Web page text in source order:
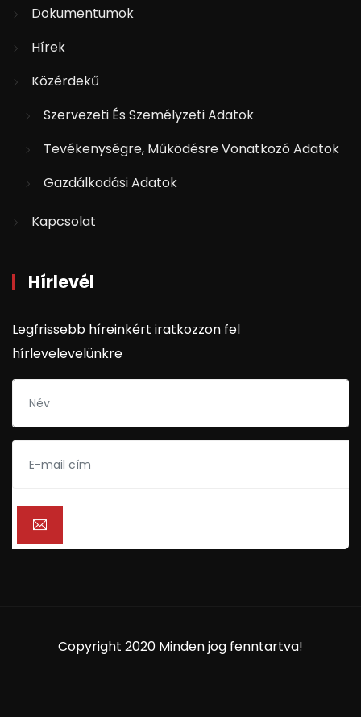
Dokumentumok
Hírek
Közérdekű
Szervezeti És Személyzeti Adatok
Tevékenységre, Működésre Vonatkozó Adatok
Gazdálkodási Adatok
Kapcsolat
Hírlevél
Legfrissebb híreinkért iratkozzon fel
hírlevelevelünkre
Copyright 2020 Minden jog fenntartva!